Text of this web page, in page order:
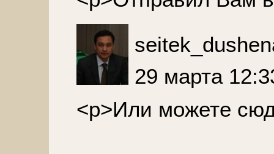
29 марта
<p>Или можете